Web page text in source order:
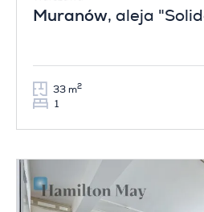
Muranów, aleja
33 m2
1